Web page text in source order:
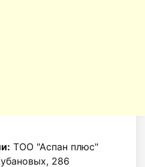
ТОО "Аспан плюс"
286